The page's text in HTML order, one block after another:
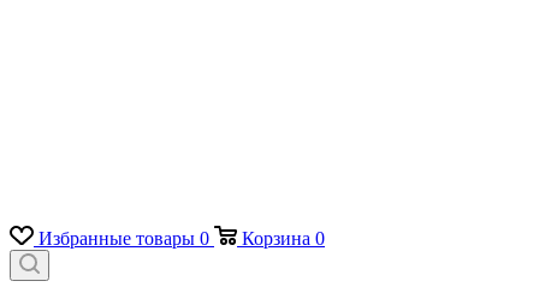
Избранные товары 0 Корзина 0